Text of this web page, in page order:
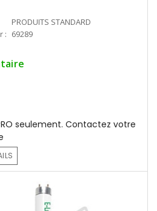
PRODUITS STANDARD
: 69289
seulement. Contactez votre